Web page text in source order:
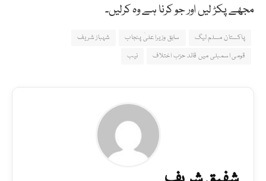
مجھے پکڑ لیں اور جو کرنا ہے وہ کرلیں۔
پاکستان مسلم لیگ سابق وزیراعلیٰ پنجاب
شہباز شریف
قومی اسمبلی میں قائد حزب اختلاف
نیب